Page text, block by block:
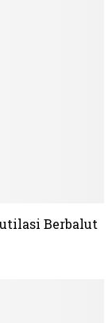
Berbalut